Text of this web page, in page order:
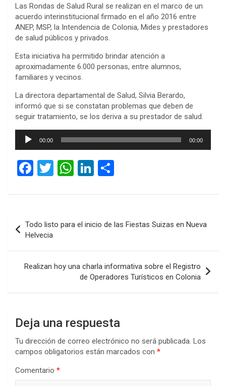
Las Rondas de Salud Rural se realizan en el marco de un
acuerdo interinstitucional firmado en el año 2016 entre
ANEP, MSP, la Intendencia de Colonia, Mides y prestadores
de salud públicos y privados.
Esta iniciativa ha permitido brindar atención a
aproximadamente 6.000 personas, entre alumnos,
familiares y vecinos.
La directora departamental de Salud, Silvia Berardo,
informó que si se constatan problemas que deben de
seguir tratamiento, se los deriva a su prestador de salud.
Reproductor
00:00 00:00
F
ce
b
o
o
k
T
tt
W
at
s
A
p
p
Li
ke
dI
n
m
p
ar
tir
de
entradas
Todo listo para el inicio de las Fiestas Suizas en Nueva
Helvecia
Realizan hoy una charla informativa sobre el Registro
de Operadores Turísticos en Colonia
Deja una respuesta
Tu dirección de correo electrónico no será publicada. Los
campos obligatorios están marcados con *
Comentario *